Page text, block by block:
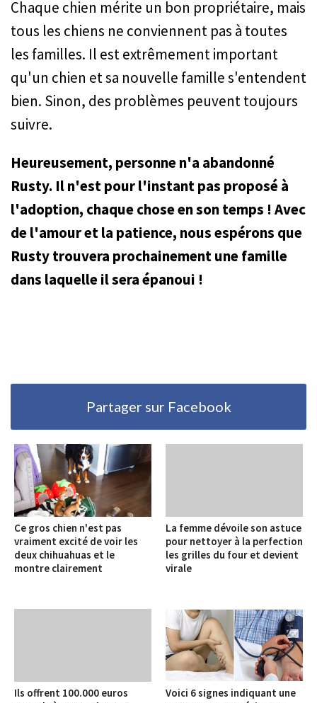
Chaque chien mérite un bon propriétaire, mais
tous les chiens ne conviennent pas à toutes
les familles. Il est extrêmement important
qu'un chien et sa nouvelle famille s'entendent
bien. Sinon, des problèmes peuvent toujours
suivre.
Heureusement, personne n'a abandonné
Rusty. Il n'est pour l'instant pas proposé à
l'adoption, chaque chose en son temps ! Avec
de l'amour et la patience, nous espérons que
Rusty trouvera prochainement une famille
dans laquelle il sera épanoui !
Partager sur Facebook
Ce gros chien n'est pas
vraiment excité de voir les
deux chihuahuas et le
montre clairement
La femme dévoile son astuce
pour nettoyer à la perfection
les grilles du four et devient
virale
Ils offrent 100.000 euros
Voici 6 signes indiquant une